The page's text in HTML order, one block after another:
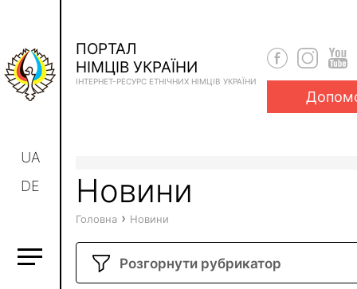
UA
DE
ПОРТАЛ
НІМЦІВ УКРАЇНИ
ІНТЕРНЕТ-РЕСУРС ЕТНІЧНИХ НІМЦІВ УКРАЇНИ
Новини
Головна › Новини
Розгорнути рубрикатор